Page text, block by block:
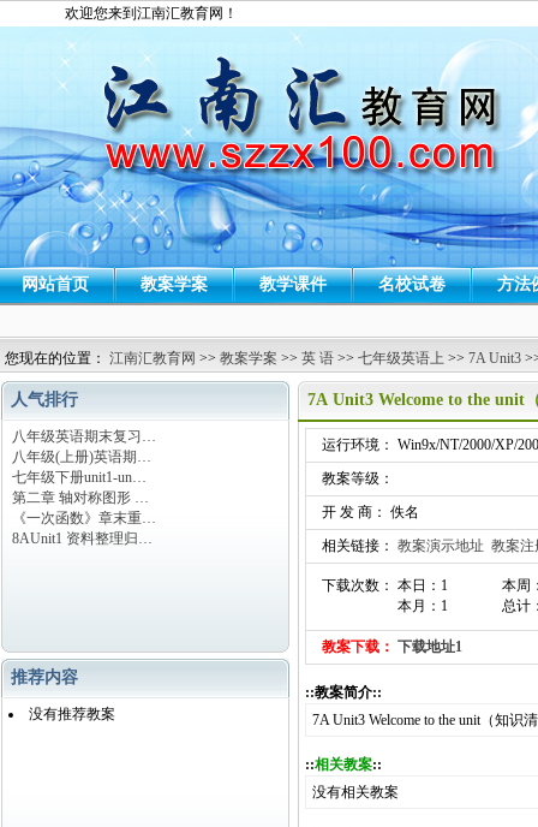
欢迎您来到江南汇教育网！
网站首页 教案学案 教学课件 名校试卷 方法
您现在的位置： 江南汇教育网 >> 教案学案 >> 英 语 >> 七年级英语上 >> 7A Unit3
人气排行
八年级英语期末复习…
八年级(上册)英语期…
七年级下册unit1-un…
第二章 轴对称图形 …
《一次函数》章末重…
8AUnit1 资料整理归…
推荐内容
没有推荐教案
7A Unit3 Welcome to the unit
运行环境： Win9x/NT/2000/XP/
教案等级：
开 发 商： 佚名
相关链接： 教案演示地址 教案注
下载次数： 本日：1
本月：1
本周
总计
教案下载： 下载地址1
::教案简介::
7A Unit3 Welcome to the unit（知识
::相关教案::
没有相关教案